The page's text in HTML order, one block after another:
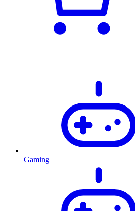
Gaming